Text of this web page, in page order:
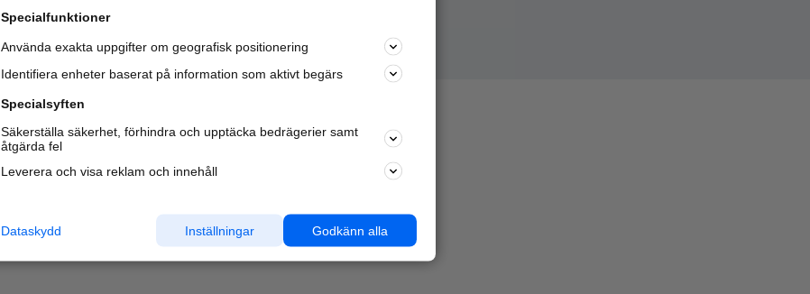
Specialfunktioner
Använda exakta uppgifter om geografisk positionering
Identifiera enheter baserat på information som aktivt begärs
Specialsyften
Säkerställa säkerhet, förhindra och upptäcka bedrägerier samt
åtgärda fel
Leverera och visa reklam och innehåll
Godkänn alla
Inställningar
Dataskydd